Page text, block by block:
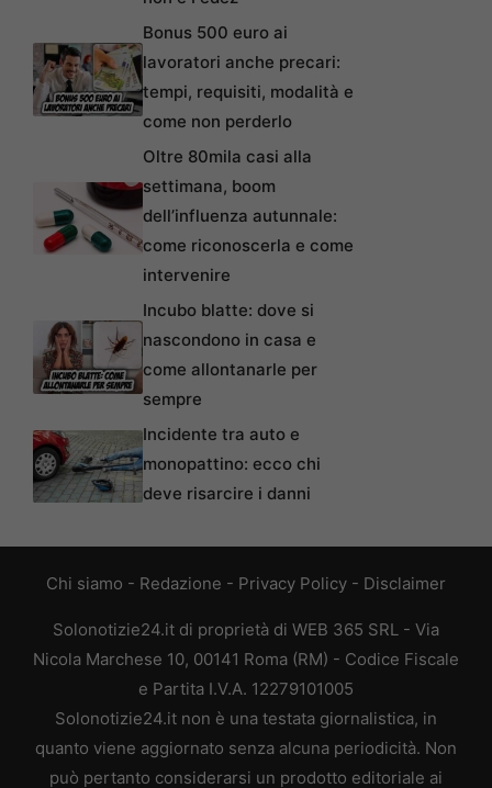
Bonus 500 euro ai
lavoratori anche precari:
tempi, requisiti, modalità e
come non perderlo
Oltre 80mila casi alla
settimana, boom
dell’influenza autunnale:
come riconoscerla e come
intervenire
Incubo blatte: dove si
nascondono in casa e
come allontanarle per
sempre
Incidente tra auto e
monopattino: ecco chi
deve risarcire i danni
Chi siamo - Redazione - Privacy Policy - Disclaimer
Solonotizie24.it di proprietà di WEB 365 SRL - Via
Nicola Marchese 10, 00141 Roma (RM) - Codice Fiscale
e Partita I.V.A. 12279101005
Solonotizie24.it non è una testata giornalistica, in
quanto viene aggiornato senza alcuna periodicità. Non
può pertanto considerarsi un prodotto editoriale ai